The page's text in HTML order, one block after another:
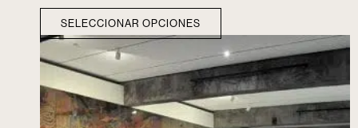
SELECCIONAR OPCIONES